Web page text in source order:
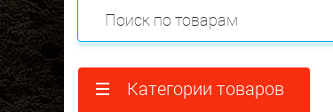
Категории товаров